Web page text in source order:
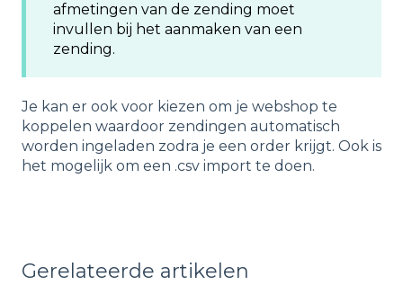
afmetingen van de zending moet
invullen bij het aanmaken van een
zending.
Je kan er ook voor kiezen om je webshop te
koppelen waardoor zendingen automatisch
worden ingeladen zodra je een order krijgt. Ook is
het mogelijk om een .csv import te doen.
Gerelateerde artikelen